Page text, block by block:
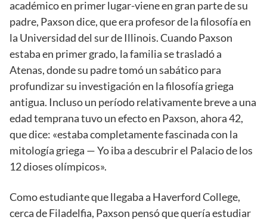
académico en primer lugar-viene en gran parte de su
padre, Paxson dice, que era profesor de la filosofía en
la Universidad del sur de Illinois. Cuando Paxson
estaba en primer grado, la familia se trasladó a
Atenas, donde su padre tomó un sabático para
profundizar su investigación en la filosofía griega
antigua. Incluso un período relativamente breve a una
edad temprana tuvo un efecto en Paxson, ahora 42,
que dice: «estaba completamente fascinada con la
mitología griega — Yo iba a descubrir el Palacio de los
12 dioses olímpicos».
Como estudiante que llegaba a Haverford College,
cerca de Filadelfia, Paxson pensó que quería estudiar